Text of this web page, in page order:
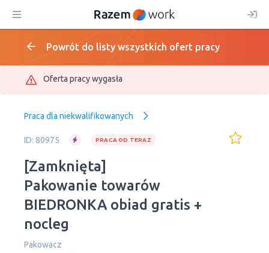
Powrót do listy wszystkich ofert pracy
Oferta pracy wygasła
Praca dla niekwalifikowanych
ID: 80975 PRACA OD TERAZ
[Zamknięta]
Pakowanie towarów
BIEDRONKA obiad gratis +
nocleg
Pakowacz